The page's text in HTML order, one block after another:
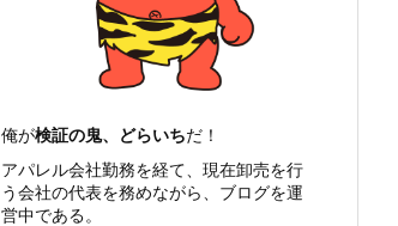
俺が検証の鬼、どらいちだ！
アパレル会社勤務を経て、現在卸売を行
う会社の代表を務めながら、ブログを運
営中である。